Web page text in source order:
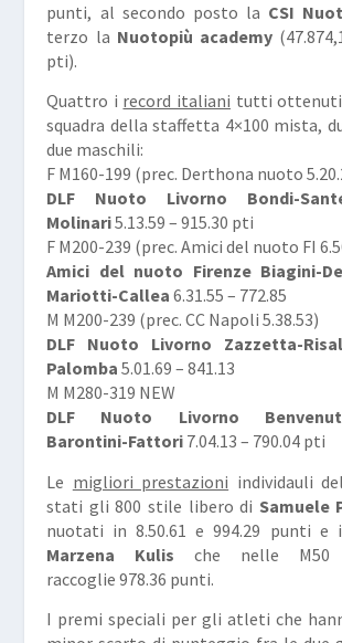
punti, al secondo posto la CSI
terzo la Nuotopiù academy
pti).
Quattro i record italiani tutti ottenuti
squadra della staffetta 4×100 mista,
due maschili:
F M160-199 (prec. Derthona nuoto
DLF Nuoto Livorno Bondi-
Molinari5.13.59 – 915.30 pti
F M200-239 (prec. Amici del nuoto FI
Amici del nuoto Firenze Biagini-
Mariotti-Callea 6.31.55 – 772.85
M M200-239 (prec. CC Napoli 5.38.53)
DLF Nuoto Livorno Zazzetta-
Palomba 5.01.69 – 841.13
M M280-319 NEW
DLF Nuoto Livorno
Barontini-Fattori 7.04.13 – 790.04 pti
Le migliori prestazioni individauli
stati gli 800 stile libero di Samuele
nuotati in 8.50.61 e 994.29 punti e
Marzena Kulis che nelle M50
raccoglie 978.36 punti.
I premi speciali per gli atleti che